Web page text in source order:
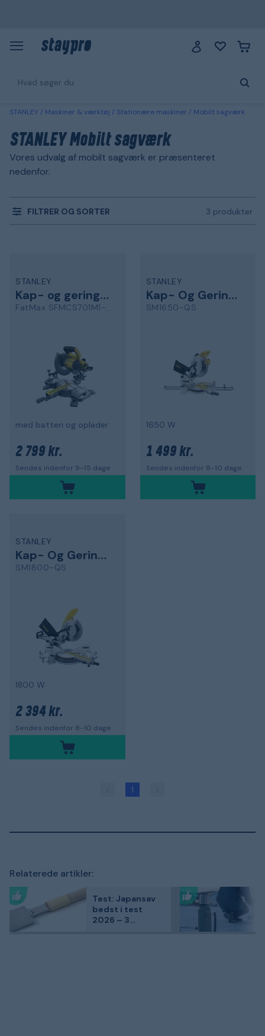
STANLEY Maskiner & værktøj Stationære maskiner Mobilt sagværk
STANLEY Mobilt sagværk
Vores udvalg af mobilt sagværk er præsenteret
nedenfor.
FILTRER OG SORTER 3 produkter
STANLEY
Kap- og geringssav
FatMax SFMCS701M1-QW
med batteri og oplader
2 799 kr.
Sendes indenfor 9-15 dage
STANLEY
Kap- Og Geringssav
SM1650-QS
1650 W
1 499 kr.
Sendes indenfor 8-10 dage
STANLEY
Kap- Og Geringssav
SM1800-QS
1800 W
2 394 kr.
Sendes indenfor 8-10 dage
1
Relaterede artikler:
Test: Japansav
bedst i test
2026 – 3